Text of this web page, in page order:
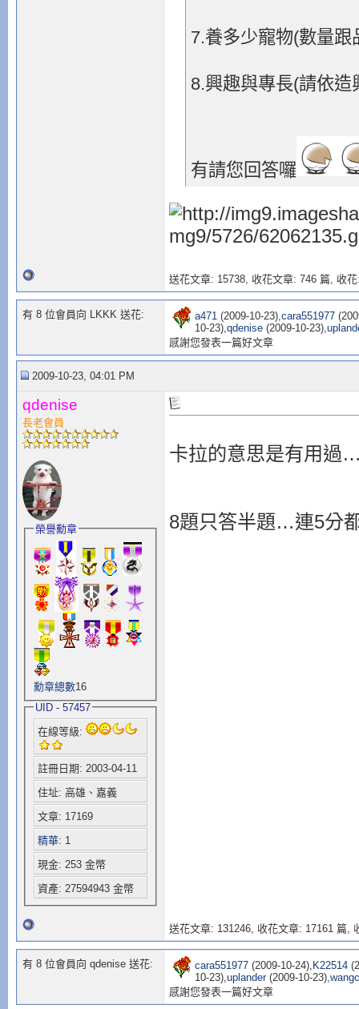
7.養多少寵物(數量跟
8.興趣與專長(請依造
有請您回答囉
送花文章: 15738, 收花文章: 746 篇, 收
有 8 位會員向 LKKK 送花: a471(2009-10-23),cara551977
10-23),qdenise(2009-10-23),
感謝您發表一篇好文章
2009-10-23, 04:01 PM
qdenise
長老會員
榮譽勳章
勳章總數16
UID - 57457
在線等級:
註冊日期: 2003-04-11
住址: 高雄、嘉義
文章: 17169
精華: 1
現金: 253 金幣
資產: 27594943 金幣
卡拉的意思是有用
8題只答半題…連5分
送花文章: 131246, 收花文章: 17161 篇,
有 8 位會員向 qdenise 送花: cara551977(2009-10-24), K22514
10-23),uplander(2009-10-23),
感謝您發表一篇好文章